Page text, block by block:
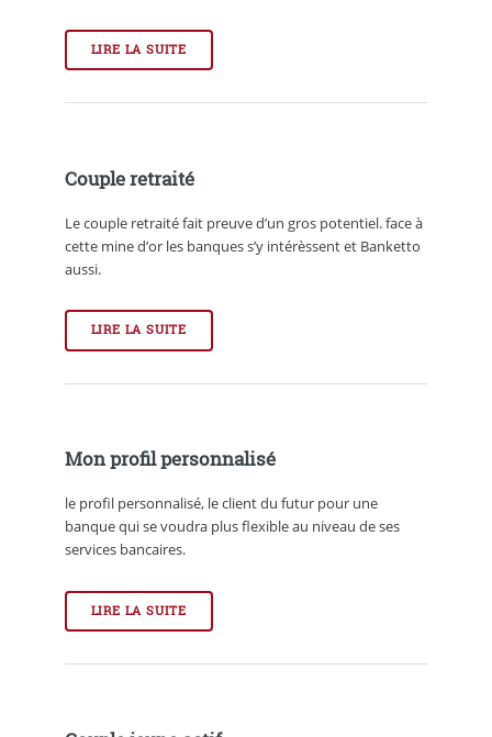
LIRE LA SUITE
Couple retraité
Le couple retraité fait preuve d’un gros potentiel. face à
cette mine d’or les banques s’y intérèssent et Banketto
aussi.
LIRE LA SUITE
Mon profil personnalisé
le profil personnalisé, le client du futur pour une
banque qui se voudra plus flexible au niveau de ses
services bancaires.
LIRE LA SUITE